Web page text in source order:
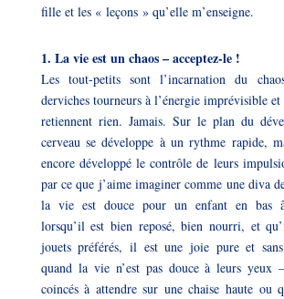
fille et les « leçons » qu’elle m’enseigne.
1. La vie est un chaos – acceptez-le !
Les tout-petits sont l’incarnation du
derviches tourneurs à l’énergie imprévisible
retiennent rien. Jamais. Sur le plan du
cerveau se développe à un rythme rapide,
encore développé le contrôle de leurs
par ce que j’aime imaginer comme une diva
la vie est douce pour un enfant en bas
lorsqu’il est bien reposé, bien nourri, et
jouets préférés, il est une joie pure et
quand la vie n’est pas douce à leurs yeux
coincés à attendre sur une chaise haute ou